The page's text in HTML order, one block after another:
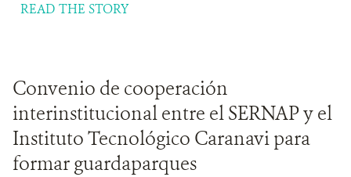
READ THE STORY
Convenio de cooperación
interinstitucional entre el SERNAP y el
Instituto Tecnológico Caranavi para
formar guardaparques